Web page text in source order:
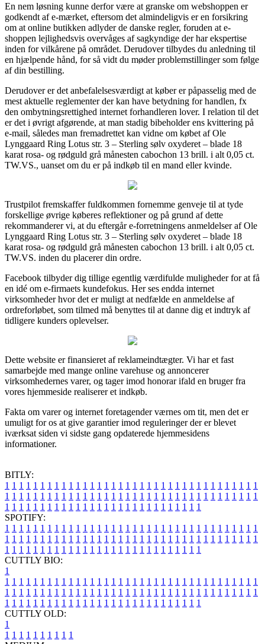
En nem løsning kunne derfor være at granske om webshoppen er
godkendt af e-mærket, eftersom det almindeligvis er en forsikring
om at online butikken adlyder de danske regler, foruden at e-
shoppen lejlighedsvis overvåges af sagkyndige der har ekspertise
inden for vilkårene på området. Derudover tilbydes du anledning til
en hjælpende hånd, for så vidt du møder problemstillinger som følge
af din bestilling.
Derudover er det anbefalelsesværdigt at køber er påpasselig med de
mest aktuelle reglementer der kan have betydning for handlen, fx
den ombytningsrettighed internet forhandleren lover. I relation til det
er det i øvrigt afgørende, at man stadig bibeholder ens kvittering på
e-mail, således man fremadrettet kan vidne om købet af Ole
Lynggaard Ring Lotus str. 3 – Sterling sølv oxyderet – blade 18
karat rosa- og rødguld grå månesten cabochon 13 brill. i alt 0,05 ct.
TW.VS., uanset om du er på indkøb til en mand eller kvinde.
Trustpilot fremskaffer fuldkommen fornemme genveje til at tyde
forskellige øvrige køberes reflektioner og på grund af dette
rekommanderer vi, at du eftergår e-forretningens anmeldelser af Ole
Lynggaard Ring Lotus str. 3 – Sterling sølv oxyderet – blade 18
karat rosa- og rødguld grå månesten cabochon 13 brill. i alt 0,05 ct.
TW.VS. inden du placerer din ordre.
Facebook tilbyder dig tillige egentlig værdifulde muligheder for at få
en idé om e-firmaets kundefokus. Her ses endda internet
virksomheder hvor det er muligt at nedfælde en anmeldelse af
ordreforløbet, som tilmed må benyttes til at danne dig et indtryk af
tidligere kunders oplevelser.
Dette website er finansieret af reklameindtægter. Vi har et fast
samarbejde med mange online varehuse og annoncerer
virksomhedernes varer, og tager imod honorar ifald en bruger fra
vores hjemmeside realiserer et indkøb.
Fakta om varer og internet foretagender værnes om tit, men det er
umuligt for os at give garantier imod reguleringer der er blevet
iværksat siden vi sidste gang opdaterede hjemmesidens
informationer.
BITLY:
1 1 1 1 1 1 1 1 1 1 1 1 1 1 1 1 1 1 1 1 1 1 1 1 1 1 1 1 1 1 1 1 1 1 1 1
1 1 1 1 1 1 1 1 1 1 1 1 1 1 1 1 1 1 1 1 1 1 1 1 1 1 1 1 1 1 1 1 1 1 1 1
1 1 1 1 1 1 1 1 1 1 1 1 1 1 1 1 1 1 1 1 1 1 1 1 1 1 1 1
SPOTIFY:
1 1 1 1 1 1 1 1 1 1 1 1 1 1 1 1 1 1 1 1 1 1 1 1 1 1 1 1 1 1 1 1 1 1 1 1
1 1 1 1 1 1 1 1 1 1 1 1 1 1 1 1 1 1 1 1 1 1 1 1 1 1 1 1 1 1 1 1 1 1 1 1
1 1 1 1 1 1 1 1 1 1 1 1 1 1 1 1 1 1 1 1 1 1 1 1 1 1 1 1
CUTTLY BIO:
1
1 1 1 1 1 1 1 1 1 1 1 1 1 1 1 1 1 1 1 1 1 1 1 1 1 1 1 1 1 1 1 1 1 1 1 1
1 1 1 1 1 1 1 1 1 1 1 1 1 1 1 1 1 1 1 1 1 1 1 1 1 1 1 1 1 1 1 1 1 1 1 1
1 1 1 1 1 1 1 1 1 1 1 1 1 1 1 1 1 1 1 1 1 1 1 1 1 1 1 1
CUTTLY OLD:
1
1 1 1 1 1 1 1 1 1 1